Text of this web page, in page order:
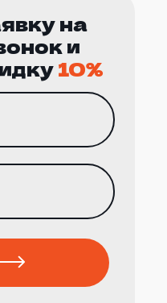
на
и
10%